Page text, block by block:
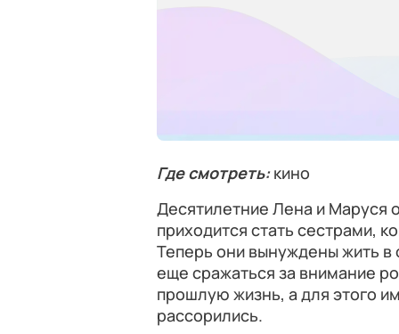
Где смотреть:кино
Десятилетние Лена и Маруся
приходится стать сестрами,
Теперь они вынуждены жить в
еще сражаться за внимание
прошлую жизнь, а для этого
рассорились.